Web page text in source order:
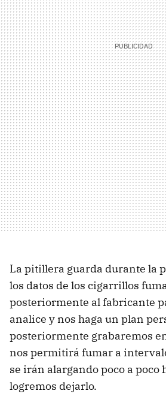
La pitillera guarda durante la
los datos de los cigarrillos
posteriormente al fabricante
analice y nos haga un plan
posteriormente grabaremos
nos permitirá fumar a
se irán alargando poco a poco
logremos dejarlo.